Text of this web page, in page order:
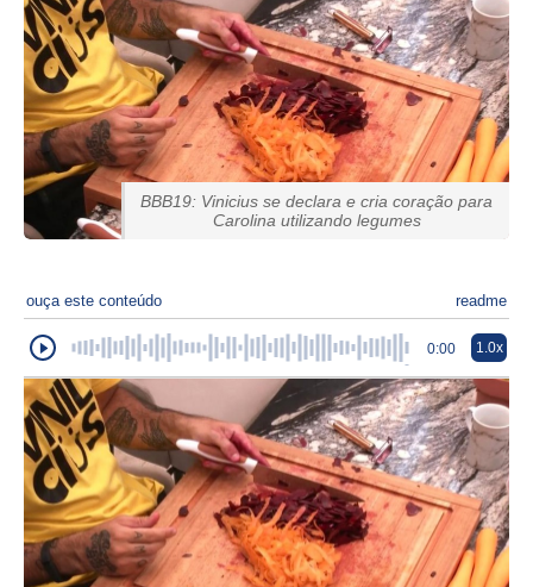
BBB19: Vinicius se declara e cria coração para
Carolina utilizando legumes
ouça este conteúdo readme
0:00 1.0x